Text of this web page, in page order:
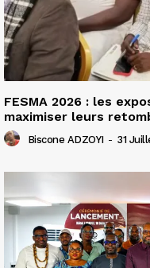
FESMA 2026 : les
maximiser leurs
Biscone ADZOYI - 31